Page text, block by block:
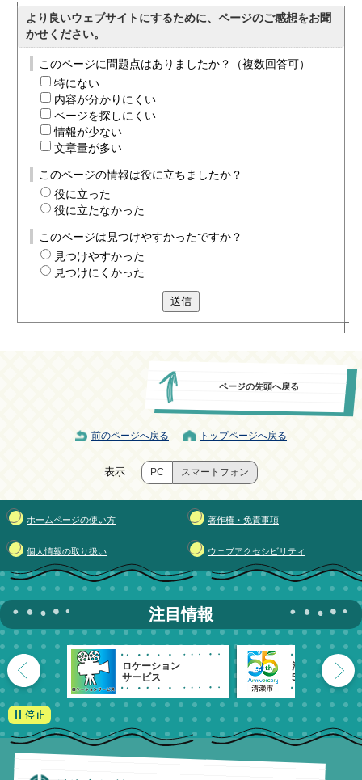
より良いウェブサイトにするために、ページのご感想をお聞
かせください。
このページに問題点はありましたか？（複数回答可）
特にない
内容が分かりにくい
ページを探しにくい
情報が少ない
文章量が多い
このページの情報は役に立ちましたか？
役に立った
役に立たなかった
このページは見つけやすかったですか？
見つけやすかった
見つけにくかった
送信
ページの先頭へ戻る
前のページへ戻る トップページへ戻る
表示 PC スマートフォン
ホームページの使い方 著作権・免責事項
個人情報の取り扱い ウェブアクセシビリティ
注目情報
ロケーション
サービス
清瀬市
55周年記念